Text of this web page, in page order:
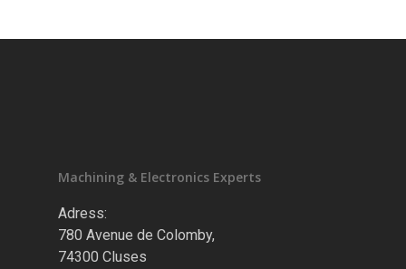
Machining & Electronics Experts
Adress:
780 Avenue de Colomby,
74300 Cluses